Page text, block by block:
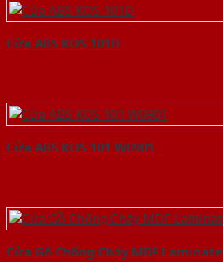
Cửa ABS KOS 101D
Cửa ABS KOS 101 W0901
Cửa Gỗ Chống Cháy MDF